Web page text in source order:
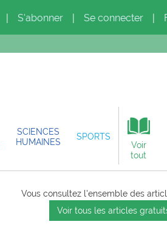
S'abonner Se connecter
SCIENCES
HUMAINES
SPORTS
Voir
tout
Vous consultez l'ensemble des
Voir tous les articles